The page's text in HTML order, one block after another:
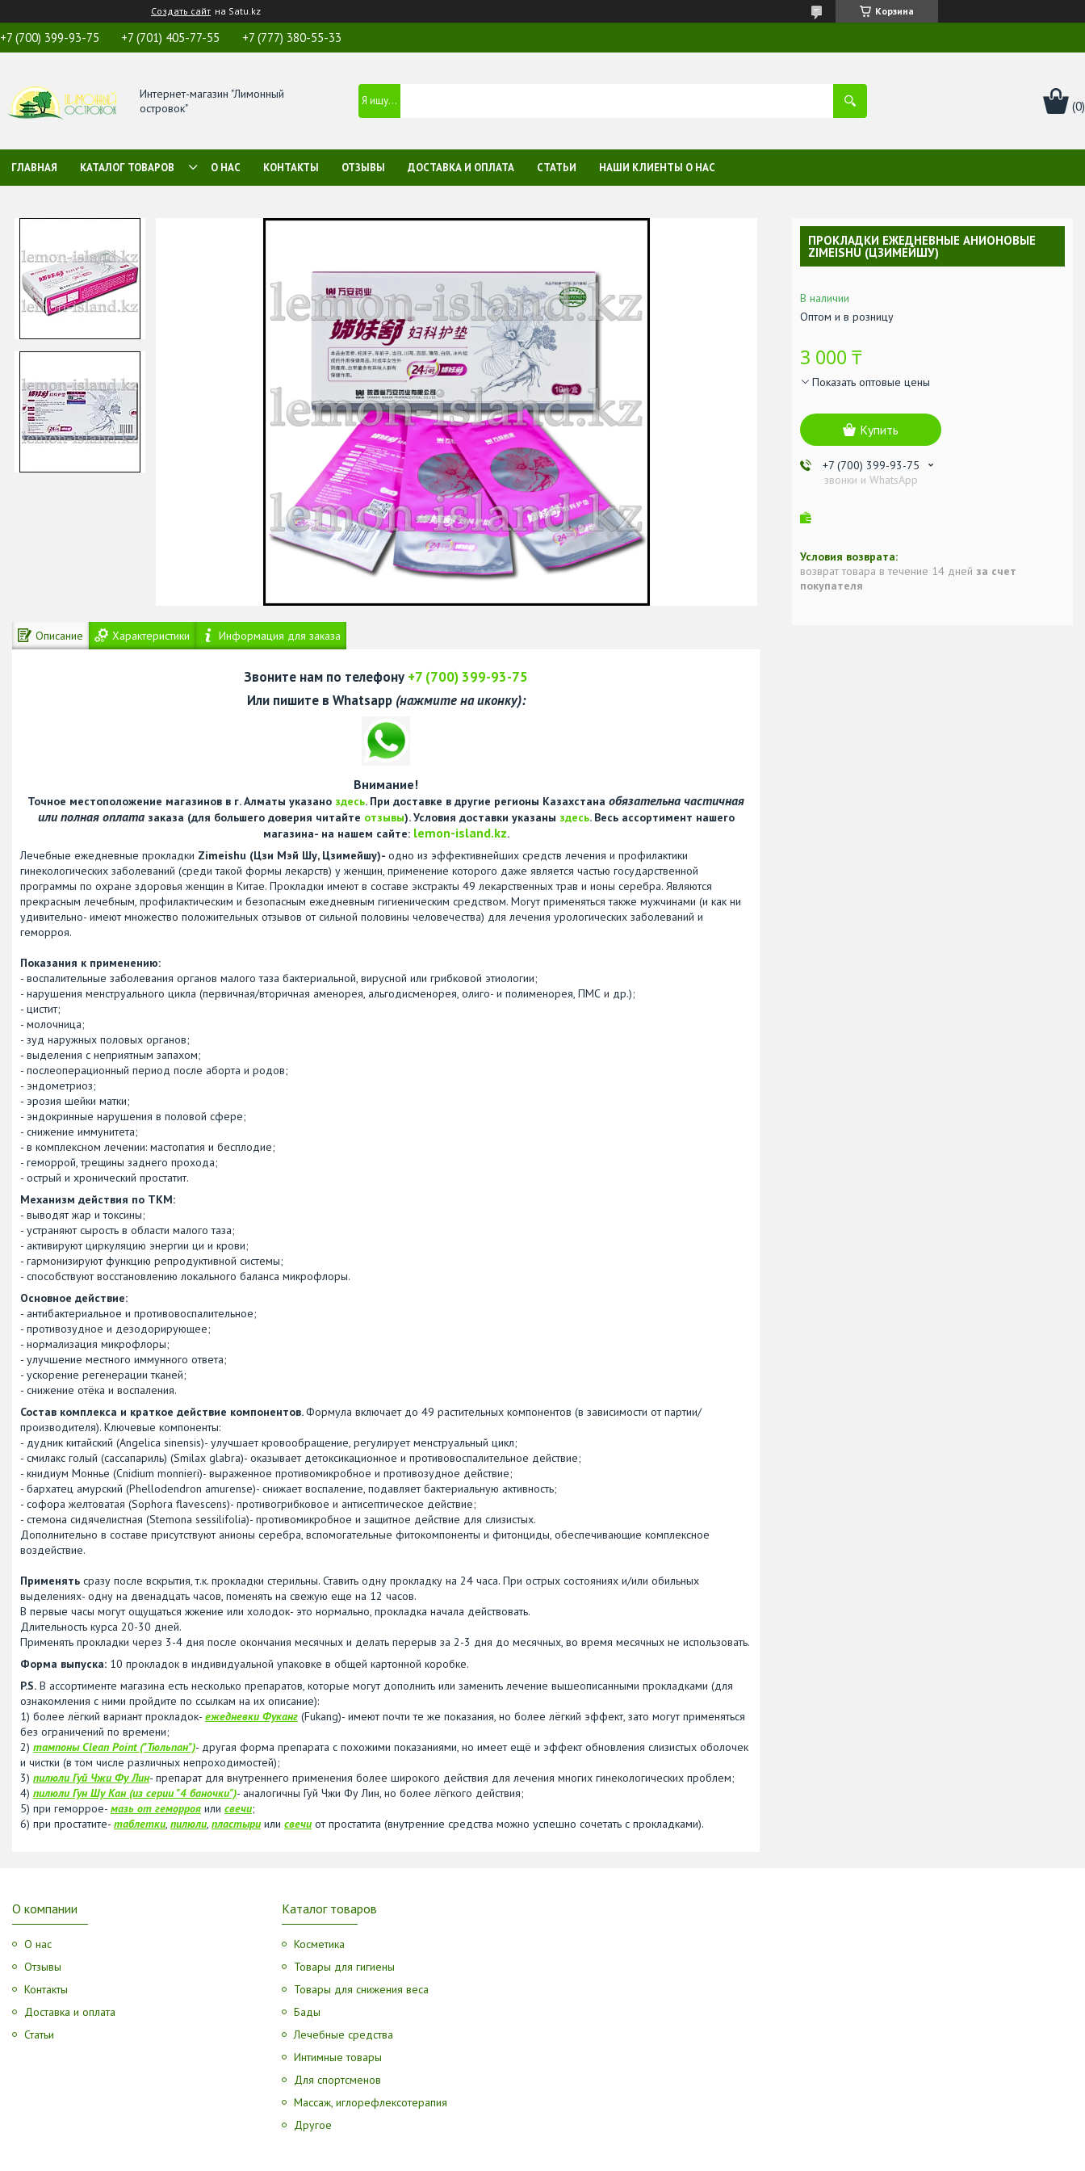
Создать сайт на Satu.kz Корзина
+7 (700) 399-93-75 +7 (701) 405-77-55 +7 (777) 380-55-33
Интернет-магазин "Лимонный
островок"
ГЛАВНАЯ КАТАЛОГ ТОВАРОВ О НАС КОНТАКТЫ ОТЗЫВЫ ДОСТАВКА И ОПЛАТА СТАТЬИ НАШИ КЛИЕНТЫ О НАС
Описание Характеристики Информация для заказа
Звоните нам по телефону +7 (700) 399-93-75
Или пишите в Whatsapp (нажмите на иконку):
Внимание!
Точное местоположение магазинов в г. Алматы указано здесь. При доставке в другие регионы Казахстана обязательна частичная
или полная оплатазаказа (для большего доверия читайте отзывы). Условия доставки указаны здесь. Весь ассортимент нашего
магазина- на нашем сайте: lemon-island.kz.
Лечебные ежедневные прокладки Zimeishu (Цзи Мэй Шу, Цзимейшу)- одно из эффективнейших средств лечения и профилактики
гинекологических заболеваний (среди такой формы лекарств) у женщин, применение которого даже является частью государственной
программы по охране здоровья женщин в Китае. Прокладки имеют в составе экстракты 49 лекарственных трав и ионы серебра. Являются
прекрасным лечебным, профилактическим и безопасным ежедневным гигиеническим средством. Могут применяться также мужчинами (и как ни
удивительно- имеют множество положительных отзывов от сильной половины человечества) для лечения урологических заболеваний и
геморроя.
Показания к применению:
- воспалительные заболевания органов малого таза бактериальной, вирусной или грибковой этиологии;
- нарушения менструального цикла (первичная/вторичная аменорея, альгодисменорея, олиго- и полименорея, ПМС и др.);
- цистит;
- молочница;
- зуд наружных половых органов;
- выделения с неприятным запахом;
- послеоперационный период после аборта и родов;
- эндометриоз;
- эрозия шейки матки;
- эндокринные нарушения в половой сфере;
- снижение иммунитета;
- в комплексном лечении: мастопатия и бесплодие;
- геморрой, трещины заднего прохода;
- острый и хронический простатит.
Механизм действия по ТКМ:
- выводят жар и токсины;
- устраняют сырость в области малого таза;
- активируют циркуляцию энергии ци и крови;
- гармонизируют функцию репродуктивной системы;
- способствуют восстановлению локального баланса микрофлоры.
Основное действие:
- антибактериальное и противовоспалительное;
- противозудное и дезодорирующее;
- нормализация микрофлоры;
- улучшение местного иммунного ответа;
- ускорение регенерации тканей;
- снижение отёка и воспаления.
Состав комплекса и краткое действие компонентов.Формула включает до 49 растительных компонентов (в зависимости от партии/
производителя). Ключевые компоненты:
- дудник китайский (Angelica sinensis)- улучшает кровообращение, регулирует менструальный цикл;
- смилакc голый (сассапариль) (Smilax glabra)- оказывает детоксикационное и противовоспалительное действие;
- книдиум Моннье (Cnidium monnieri)- выраженное противомикробное и противозудное действие;
- бархатец амурский (Phellodendron amurense)- снижает воспаление, подавляет бактериальную активность;
- софора желтоватая (Sophora flavescens)- противогрибковое и антисептическое действие;
- стемона сидячелистная (Stemona sessilifolia)- противомикробное и защитное действие для слизистых.
Дополнительно в составе присутствуют анионы серебра, вспомогательные фитокомпоненты и фитонциды, обеспечивающие комплексное
воздействие.
Применять сразу после вскрытия, т.к. прокладки стерильны. Ставить одну прокладку на 24 часа. При острых состояниях и/или обильных
выделениях- одну на двенадцать часов, поменять на свежую еще на 12 часов.
В первые часы могут ощущаться жжение или холодок- это нормально, прокладка начала действовать.
Длительность курса 20-30 дней.
Применять прокладки через 3-4 дня после окончания месячных и делать перерыв за 2-3 дня до месячных, во время месячных не использовать.
Форма выпуска: 10 прокладок в индивидуальной упаковке в общей картонной коробке.
P.S. В ассортименте магазина есть несколько препаратов, которые могут дополнить или заменить лечение вышеописанными прокладками (для
ознакомления с ними пройдите по ссылкам на их описание):
1) более лёгкий вариант прокладок- ежедневки Фуканг (Fukang)- имеют почти те же показания, но более лёгкий эффект, зато могут применяться
без ограничений по времени;
2) тампоны Clean Point ("Тюльпан")- другая форма препарата с похожими показаниями, но имеет ещё и эффект обновления слизистых оболочек
и чистки (в том числе различных непроходимостей);
3) пилюли Гуй Чжи Фу Лин- препарат для внутреннего применения более широкого действия для лечения многих гинекологических проблем;
4) пилюли Гун Шу Кан (из серии "4 баночки")- аналогичны Гуй Чжи Фу Лин, но более лёгкого действия;
5) при геморрое- мазь от геморроя или свечи;
6) при простатите- таблетки, пилюли, пластыри или свечи от простатита (внутренние средства можно успешно сочетать с прокладками).
ПРОКЛАДКИ ЕЖЕДНЕВНЫЕ АНИОНОВЫЕ
ZIMEISHU (ЦЗИМЕЙШУ)
В наличии
Оптом и в розницу
3 000 ₸
Показать оптовые цены
Купить
+7 (700) 399-93-75
звонки и WhatsApp
возврат товара в течение 14 дней за счет
покупателя
О компании
О нас
Отзывы
Контакты
Доставка и оплата
Статьи
Каталог товаров
Косметика
Товары для гигиены
Товары для снижения веса
Бады
Лечебные средства
Интимные товары
Для спортсменов
Массаж, иглорефлексотерапия
Другое